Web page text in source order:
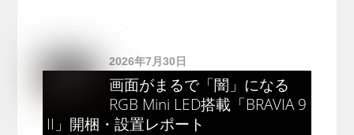
2026年7月30日
画面がまるで「闇」になる
RGB Mini LED搭載「BRAVIA 9
II」開梱・設置レポート